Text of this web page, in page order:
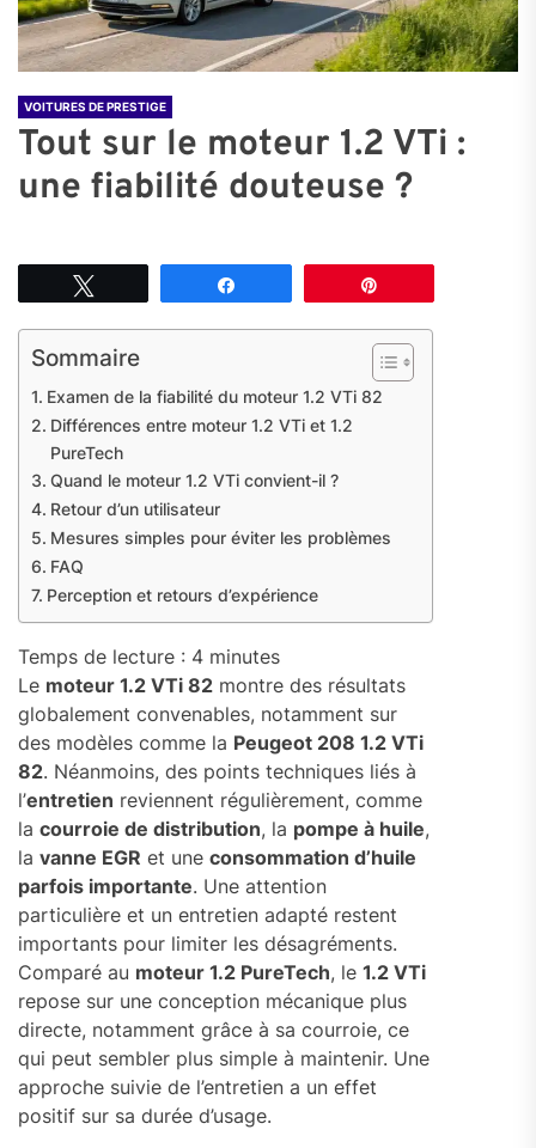
VOITURES DE PRESTIGE
Tout sur le moteur 1.2 VTi :
une fiabilité douteuse ?
Sommaire
Examen de la fiabilité du moteur 1.2 VTi 82
Différences entre moteur 1.2 VTi et 1.2
PureTech
Quand le moteur 1.2 VTi convient-il ?
Retour d’un utilisateur
Mesures simples pour éviter les problèmes
FAQ
Perception et retours d’expérience
Temps de lecture : 4 minutes
Le moteur 1.2 VTi 82 montre des résultats
globalement convenables, notamment sur
des modèles comme la Peugeot 208 1.2 VTi
82. Néanmoins, des points techniques liés à
l’entretien reviennent régulièrement, comme
la courroie de distribution, la pompe à huile,
la vanne EGR et une consommation d’huile
parfois importante. Une attention
particulière et un entretien adapté restent
importants pour limiter les désagréments.
Comparé au moteur 1.2 PureTech, le 1.2 VTi
repose sur une conception mécanique plus
directe, notamment grâce à sa courroie, ce
qui peut sembler plus simple à maintenir. Une
approche suivie de l’entretien a un effet
positif sur sa durée d’usage.